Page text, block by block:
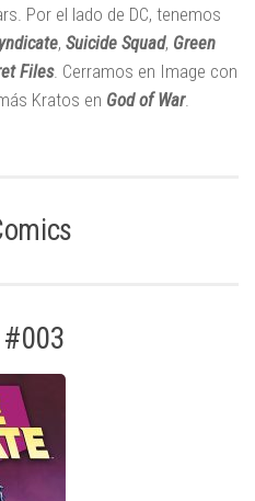
Por el lado de DC, tenemos
, Suicide Squad, Green
Files. Cerramos en Image con
Kratos en God of War.
#003